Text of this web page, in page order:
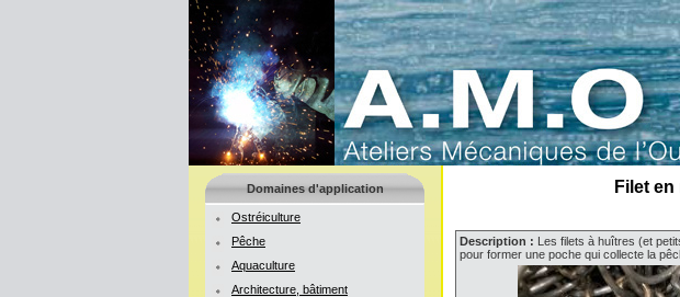
Domaines d'application
Ostréiculture
Pêche
Aquaculture
Architecture, bâtiment
Filet
Description : Les filets à huîtres (et
pour former une poche qui collecte la